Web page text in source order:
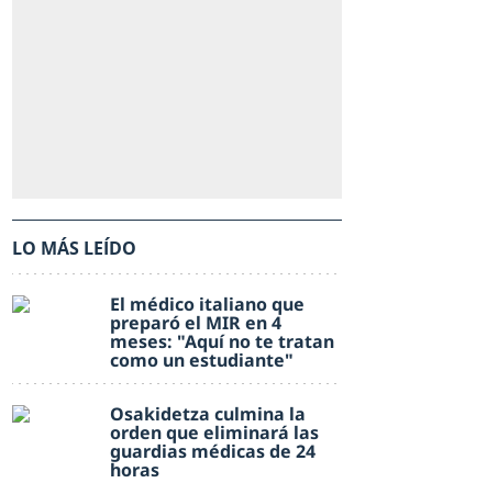
LO MÁS LEÍDO
El médico italiano que
preparó el MIR en 4
meses: "Aquí no te tratan
como un estudiante"
Osakidetza culmina la
orden que eliminará las
guardias médicas de 24
horas